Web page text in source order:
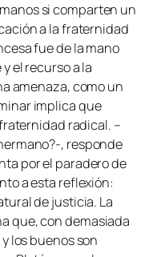
si comparten un
a la fraternidad
fue de la mano
el recurso a la
amenaza, como un
implica que
radical. –
, responde
por el paradero de
a esta reflexión:
de justicia. La
que, con demasiada
los buenos son